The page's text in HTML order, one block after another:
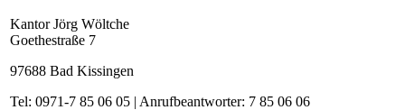
Kantor Jörg Wöltche
Goethestraße 7
97688 Bad Kissingen
Tel: 0971-7 85 06 05 | Anrufbeantworter: 7 85 06 06